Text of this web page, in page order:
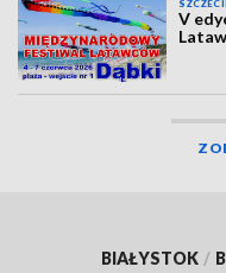
V
BIAŁYSTOK /